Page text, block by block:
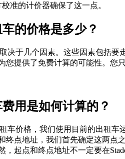
准的计价器确保了这一点。
的价格是多少？
决于几个因素。这些因素包括
您提供了免费计算的可能性。您
用是如何计算的？
车价格，我们使用目前的出租
终点地址，我们首先确定这两点
，起点和终点地址不一定要在